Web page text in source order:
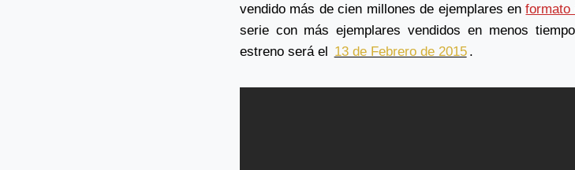
vendido más de cien millones de ejemplares enformato
serie con más ejemplares vendidos en menos
estreno será el 13 de Febrero de 2015 .